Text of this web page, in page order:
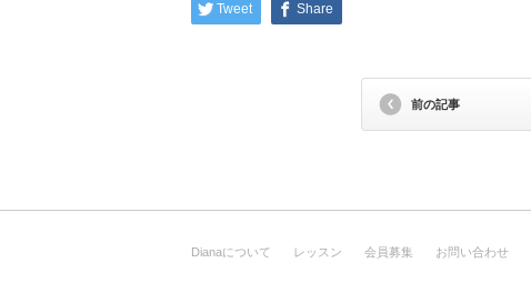
Tweet Share
前の記事
Dianaについて レッスン 会員募集 お問い合わせ